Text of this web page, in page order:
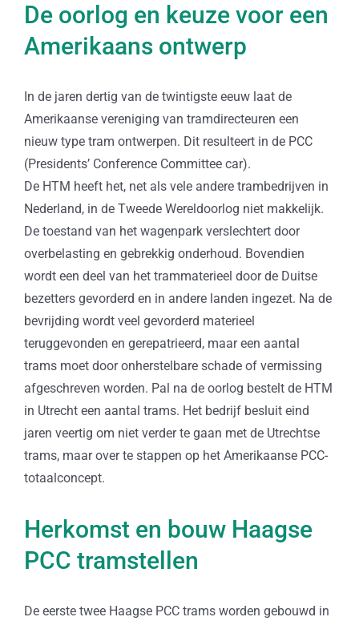
De oorlog en keuze voor een
Amerikaans ontwerp
In de jaren dertig van de twintigste eeuw laat de
Amerikaanse vereniging van tramdirecteuren een
nieuw type tram ontwerpen. Dit resulteert in de PCC
(Presidents’ Conference Committee car).
De HTM heeft het, net als vele andere trambedrijven in
Nederland, in de Tweede Wereldoorlog niet makkelijk.
De toestand van het wagenpark verslechtert door
overbelasting en gebrekkig onderhoud. Bovendien
wordt een deel van het trammaterieel door de Duitse
bezetters gevorderd en in andere landen ingezet. Na de
bevrijding wordt veel gevorderd materieel
teruggevonden en gerepatrieerd, maar een aantal
trams moet door onherstelbare schade of vermissing
afgeschreven worden. Pal na de oorlog bestelt de HTM
in Utrecht een aantal trams. Het bedrijf besluit eind
jaren veertig om niet verder te gaan met de Utrechtse
trams, maar over te stappen op het Amerikaanse PCC-
totaalconcept.
Herkomst en bouw Haagse
PCC tramstellen
De eerste twee Haagse PCC trams worden gebouwd in